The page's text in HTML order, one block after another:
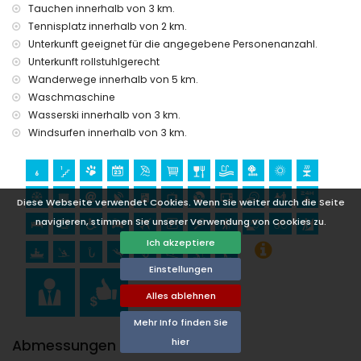
Diese Webseite verwendet Cookies. Wenn Sie weiter durch die Seite
navigieren, stimmen Sie unserer Verwendung von Cookies zu.
Ich akzeptiere
Einstellungen
Alles ablehnen
Mehr Info finden Sie
hier
Tennis, Wandern, Mountainbiking, Radfahren, Klettern,
Kanufahren, Kajakfahren, Angeln, Tauchen, Schnorcheln,
Surfen, Windsurfen und Wasserski (innerhalb von 5
Kilometern von der Villa)
Golf (Jávea Golf Club, Jávea) und Reiten (innerhalb von 10
Kilometern von der Villa)
Tauchen innerhalb von 3 km.
Tennisplatz innerhalb von 2 km.
Unterkunft geeignet für die angegebene Personenanzahl.
Unterkunft rollstuhlgerecht
Wanderwege innerhalb von 5 km.
Waschmaschine
Wasserski innerhalb von 3 km.
Windsurfen innerhalb von 3 km.
Abmessungen Pool